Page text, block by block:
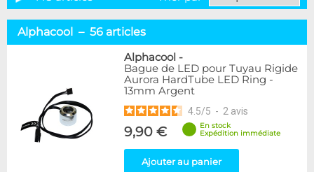
Catégorie
Tuyaux souples
37
Accessoires pour tuyaux
59
Marque
Alphacool
56
DocMicro
27
17
2
Alphacool – 56 articles
Alphacool -
Bague de LED pour Tuyau Rigide
Aurora HardTube LED Ring -
13mm Argent
4.5/5 - 2 avis
9,90 €
En stock
Expédition immédiate
Ajouter au panier